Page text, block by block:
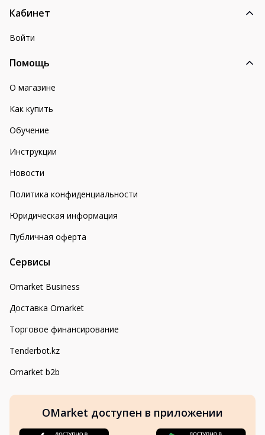
Кабинет
Войти
Помощь
О магазине
Как купить
Обучение
Инструкции
Новости
Политика конфиденциальности
Юридическая информация
Публичная оферта
Сервисы
Omarket Business
Доставка Omarket
Торговое финансирование
Tenderbot.kz
Omarket b2b
OMarket доступен в приложении